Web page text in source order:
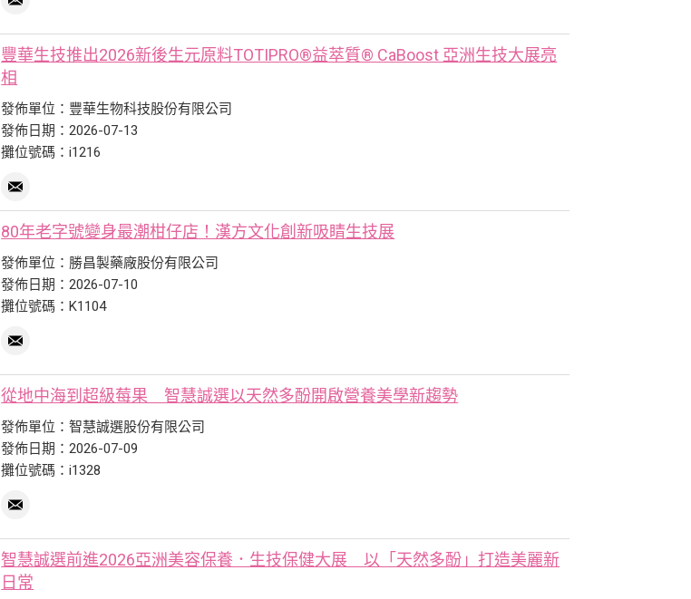
豐華生技推出2026新後生元原料TOTIPRO®益萃質® CaBoost 亞洲生技大展亮
相
發佈單位：豐華生物科技股份有限公司
發佈日期：2026-07-13
攤位號碼：i1216
80年老字號變身最潮柑仔店！漢方文化創新吸睛生技展
發佈單位：勝昌製藥廠股份有限公司
發佈日期：2026-07-10
攤位號碼：K1104
從地中海到超級莓果 智慧誠選以天然多酚開啟營養美學新趨勢
發佈單位：智慧誠選股份有限公司
發佈日期：2026-07-09
攤位號碼：i1328
智慧誠選前進2026亞洲美容保養．生技保健大展 以「天然多酚」打造美麗新
日常